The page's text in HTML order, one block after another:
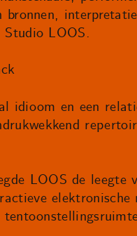
bronnen,
LOOS.
idioom en een
LOOS de